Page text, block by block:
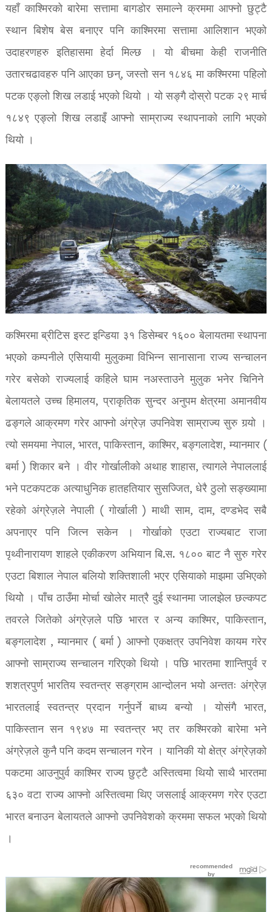
यहाँ काश्मिरको बारेमा सत्तामा बागडोर समाल्ने क्रममा आफ्नो छुट्टै
स्थान बिशेष बेस बनाएर पनि काश्मिरमा सत्तामा आलिशान भएको
उदाहरणहरु इतिहासमा हेर्दा मिल्छ । यो बीचमा केही राजनीति
उतारचढावहरु पनि आएका छन्, जस्तो सन १८४६ मा कश्मिरमा पहिलो
पटक एङ्लो शिख लडाई भएको थियो । यो सङ्गै दोस्रो पटक २९ मार्च
१८४९ एङ्लो शिख लडाइँ आफ्नो साम्राज्य स्थापनाको लागि भएको
थियो ।
कश्मिरमा ब्रीटिस इस्ट इन्डिया ३१ डिसेम्बर १६०० बेलायतमा स्थापना
भएको कम्पनीले एसियायी मुलुकमा विभिन्न सानासाना राज्य सन्चालन
गरेर बसेको राज्यलाई कहिले घाम नअस्ताउने मुलुक भनेर चिनिने
बेलायतले उच्च हिमालय, प्राकृतिक सुन्दर अनुपम क्षेत्रमा अमानवीय
ढङ्गले आक्रमण गरेर आफ्नो अंग्रेज़ उपनिवेश साम्राज्य सुरु गर्‍यो ।
त्यो समयमा नेपाल, भारत, पाकिस्तान, काश्मिर, बङ्गलादेश, म्यानमार (
बर्मा ) शिकार बने । वीर गोर्खालीको अथाह शाहास, त्यागले नेपाललाई
भने पटकपटक अत्याधुनिक हातहतियार सुसज्जित, धेरै ठुलो सङ्ख्यामा
रहेको अंग्रेज़ले नेपाली ( गोर्खाली ) माथी साम, दाम, दण्डभेद सबै
अपनाएर पनि जित्न सकेन । गोर्खाको एउटा राज्यबाट राजा
पृथ्वीनारायण शाहले एकीकरण अभियान बि.स. १८०० बाट नै सुरु गरेर
एउटा बिशाल नेपाल बलियो शक्तिशाली भएर एसियाको माझमा उभिएको
थियोे । पाँच ठाउँमा मोर्चा खोलेर मात्रै दुई स्थानमा जालझेल छल्कपट
तवरले जितेको अंग्रेज़ले पछि भारत र अन्य काश्मिर, पाकिस्तान,
बङ्गलादेश , म्यानमार ( बर्मा ) आफ्नो एकक्षत्र उपनिवेश कायम गरेर
आफ्नो साम्राज्य सन्चालन गरिएको थियो । पछि भारतमा शान्तिपुर्व र
शशत्रपुर्ण भारतिय स्वतन्त्र सङ्ग्राम आन्दोलन भयो अन्ततः अंग्रेज़
भारतलाई स्वतन्त्र प्रदान गर्नुपर्ने बाध्य बन्यो । योसंगै भारत,
पाकिस्तान सन १९४७ मा स्वतन्त्र भए तर कश्मिरको बारेमा भने
अंग्रेज़ले कुनै पनि कदम सन्चालन गरेन । यानिकी यो क्षेत्र अंग्रेज़को
पकटमा आउनुपुर्व काश्मिर राज्य छुट्टै अस्तित्वमा थियोे साथै भारतमा
६३० वटा राज्य आफ्नो अस्तित्वमा थिए जसलाई आक्रमण गरेर एउटा
भारत बनाउन बेलायतले आफ्नो उपनिवेशको क्रममा सफल भएको थियो
।